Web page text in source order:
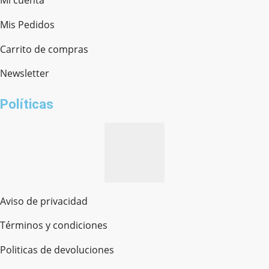
Mis Pedidos
Carrito de compras
Newsletter
Políticas
Aviso de privacidad
Términos y condiciones
Politicas de devoluciones